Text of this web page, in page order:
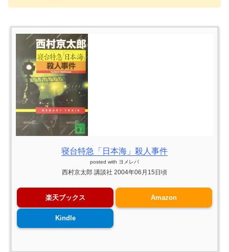
寝台特急「日本海」殺人事件
posted with ヨメレバ
西村京太郎 講談社 2004年06月15日頃
楽天ブックス Amazon
Kindle